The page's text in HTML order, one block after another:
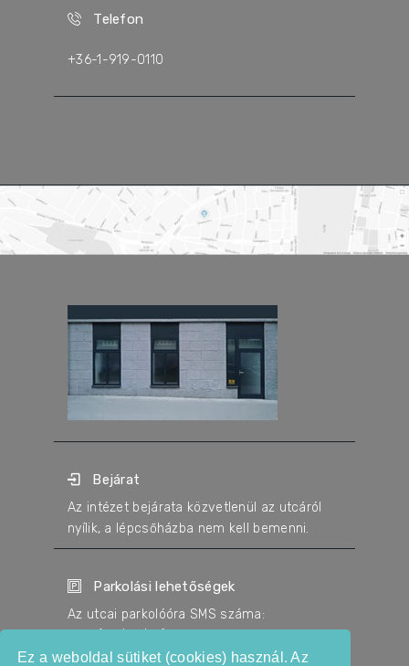
Ez a weboldal sütiket (cookies) használ. Az
Telefon
+36-1-919-0110
Bejárat
Az intézet bejárata közvetlenül az utcáról
nyílik, a lépcsőházba nem kell bemenni.
Parkolási lehetőségek
Az utcai parkolóóra SMS száma:
A parkolás díja 600 Ft/óra.